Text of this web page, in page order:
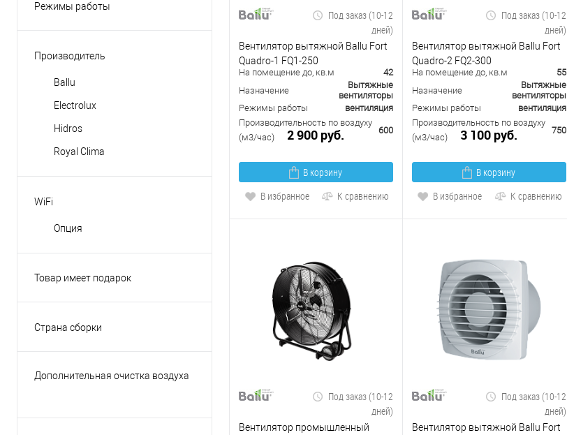
Режимы работы
приточная вентиляция
Производитель
Ballu
Electrolux
Hidros
Royal Clima
WiFi
Опция
Товар имеет подарок
Страна сборки
Дополнительная очистка воздуха
Под заказ (10-12
дней)
Вентилятор вытяжной Ballu Fort
Quadro-1 FQ1-250
На помещение до, кв.м
42
Назначение
Вытяжные
вентиляторы
Режимы работы
вентиляция
Производительность по воздуху
(м3/час)
600
2 900 руб.
В корзину
В избранное
К сравнению
Под заказ (10-12
дней)
Вентилятор вытяжной Ballu Fort
Quadro-2 FQ2-300
На помещение до, кв.м
55
Назначение
Вытяжные
вентиляторы
Режимы работы
вентиляция
Производительность по воздуху
(м3/час)
750
3 100 руб.
В корзину
В избранное
К сравнению
Под заказ (10-12
дней)
Вентилятор промышленный
Под заказ (10-12
дней)
Вентилятор вытяжной Ballu Fort